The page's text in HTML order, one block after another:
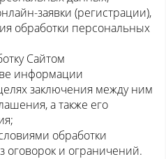
заявки (регистрации),
обработки персональных
Сайтом
информации
заключения между ним
а также его
обработки
оговорок и ограничений.